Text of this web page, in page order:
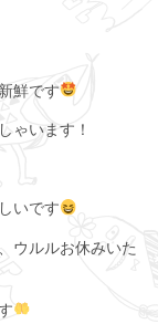
鮮です
ゃいます！
いです
ウルルお休みいた